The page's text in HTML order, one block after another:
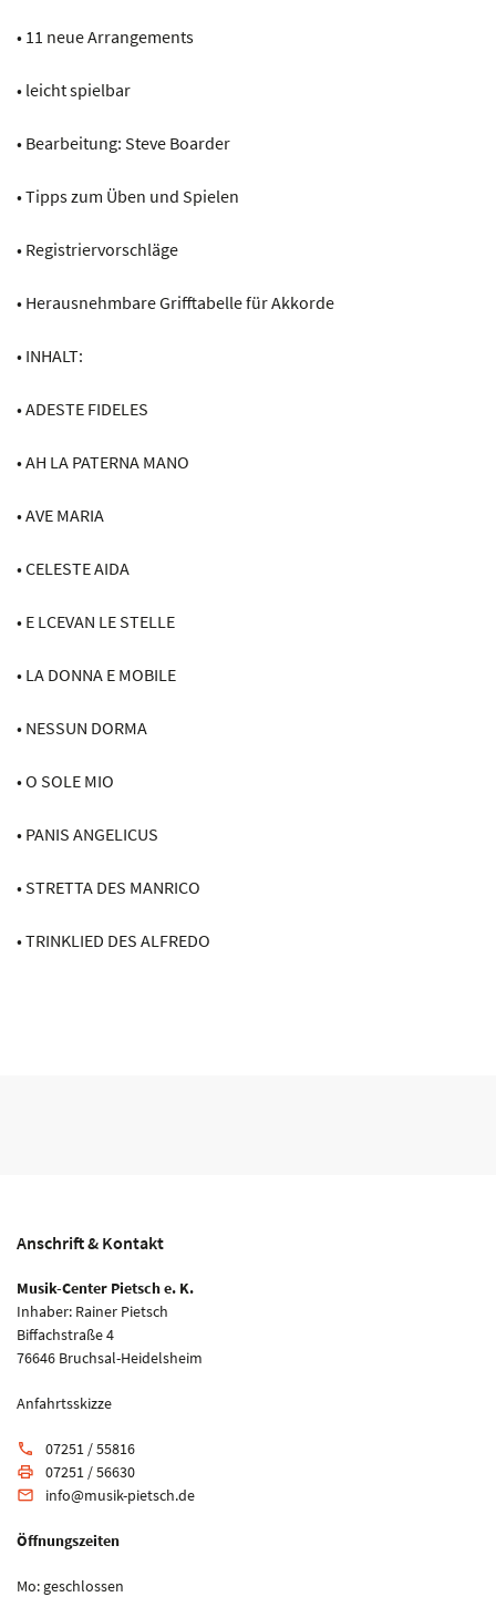
• 11 neue Arrangements
• leicht spielbar
• Bearbeitung: Steve Boarder
• Tipps zum Üben und Spielen
• Registriervorschläge
• Herausnehmbare Grifftabelle für Akkorde
• INHALT:
• ADESTE FIDELES
• AH LA PATERNA MANO
• AVE MARIA
• CELESTE AIDA
• E LCEVAN LE STELLE
• LA DONNA E MOBILE
• NESSUN DORMA
• O SOLE MIO
• PANIS ANGELICUS
• STRETTA DES MANRICO
• TRINKLIED DES ALFREDO
Anschrift & Kontakt
Musik-Center Pietsch e. K.
Inhaber: Rainer Pietsch
Biffachstraße 4
76646 Bruchsal-Heidelsheim
Anfahrtsskizze
phone 07251 / 55816
print 07251 / 56630
email info@musik-pietsch.de
Öffnungszeiten
Mo: geschlossen